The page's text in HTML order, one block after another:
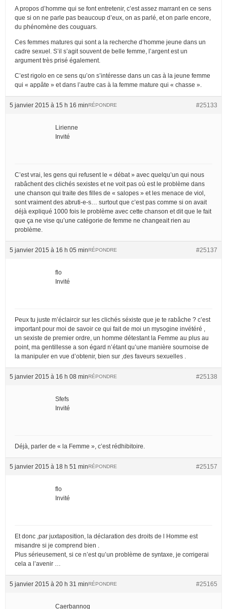
A propos d’homme qui se font entretenir, c’est assez marrant en ce sens
que si on ne parle pas beaucoup d’eux, on as parlé, et on parle encore,
du phénomène des couguars.
Ces femmes matures qui sont a la recherche d’homme jeune dans un
cadre sexuel. S’il s’agit souvent de belle femme, l’argent est un
argument très prisé également.
C’est rigolo en ce sens qu’on s’intéresse dans un cas à la jeune femme
qui « appâte » et dans l’autre cas à la femme mature qui « chasse ».
5 janvier 2015 à 15 h 16 min #25133
RÉPONDRE
Lirienne
Invité
C’est vrai, les gens qui refusent le « débat » avec quelqu’un qui nous
rabâchent des clichés sexistes et ne voit pas où est le problème dans
une chanson qui traite des filles de « salopes » et les menace de viol,
sont vraiment des abruti-e-s… surtout que c’est pas comme si on avait
déjà expliqué 1000 fois le problème avec cette chanson et dit que le fait
que ça ne vise qu’une catégorie de femme ne changeait rien au
problème.
5 janvier 2015 à 16 h 05 min #25137
RÉPONDRE
flo
Invité
Peux tu juste m’éclaircir sur les clichés séxiste que je te rabâche ? c’est
important pour moi de savoir ce qui fait de moi un mysogine invétéré ,
un sexiste de premier ordre, un homme détestant la Femme au plus au
point, ma gentillesse a son égard n’étant qu’une manière sournoise de
la manipuler en vue d’obtenir, bien sur ,des faveurs sexuelles .
5 janvier 2015 à 16 h 08 min #25138
RÉPONDRE
Sfefs
Invité
Déjà, parler de « la Femme », c’est rédhibitoire.
5 janvier 2015 à 18 h 51 min #25157
RÉPONDRE
flo
Invité
Et donc ,par juxtaposition, la déclaration des droits de l Homme est
misandre si je comprend bien .
Plus sérieusement, si ce n’est qu’un problème de syntaxe, je corrigerai
cela a l’avenir …
5 janvier 2015 à 20 h 31 min #25165
RÉPONDRE
Caerbannog